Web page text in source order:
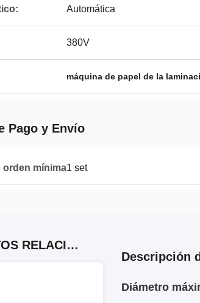
Automática
380V
máquina de papel de la
Pago y Envío
orden mínima1 set
PRODUCTOS RELACIONADOS
Descripción
Diámetro